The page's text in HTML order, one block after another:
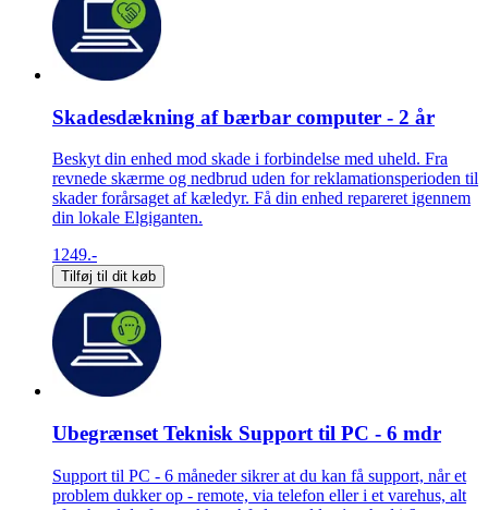
Skadesdækning af bærbar computer - 2 år
Beskyt din enhed mod skade i forbindelse med uheld. Fra
revnede skærme og nedbrud uden for reklamationsperioden til
skader forårsaget af kæledyr. Få din enhed repareret igennem
din lokale Elgiganten.
1249.-
Tilføj til dit køb
Ubegrænset Teknisk Support til PC - 6 mdr
Support til PC - 6 måneder sikrer at du kan få support, når et
problem dukker op - remote, via telefon eller i et varehus, alt